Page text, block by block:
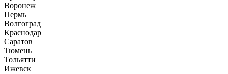
Воронеж
Пермь
Волгоград
Краснодар
Саратов
Тюмень
Тольятти
Ижевск